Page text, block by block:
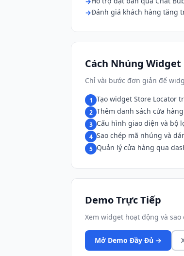
Đánh giá khách hàng tăng
Cách Nhúng Widget
Chỉ vài bước đơn giản để
1 Tạo widget Store Locator
2 Thêm danh sách cửa
3 Cấu hình giao diện và bộ
4 Sao chép mã nhúng và
5 Quản lý cửa hàng qua
Demo Trực Tiếp
Xem widget hoạt động và
Mở Demo Đầy Đủ →